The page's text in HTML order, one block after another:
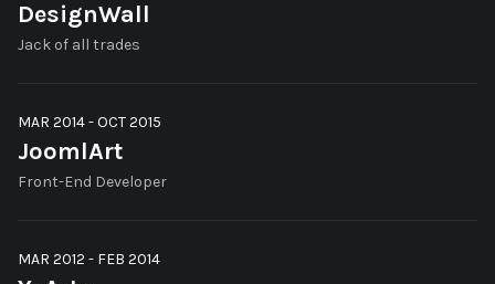
DesignWall
Jack of all trades
MAR 2014 - OCT 2015
JoomlArt
Front-End Developer
MAR 2012 - FEB 2014